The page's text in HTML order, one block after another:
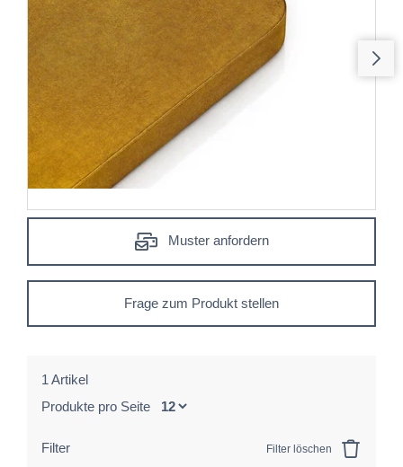
Muster anfordern
Frage zum Produkt stellen
1 Artikel
Produkte pro Seite
Filter Filter löschen